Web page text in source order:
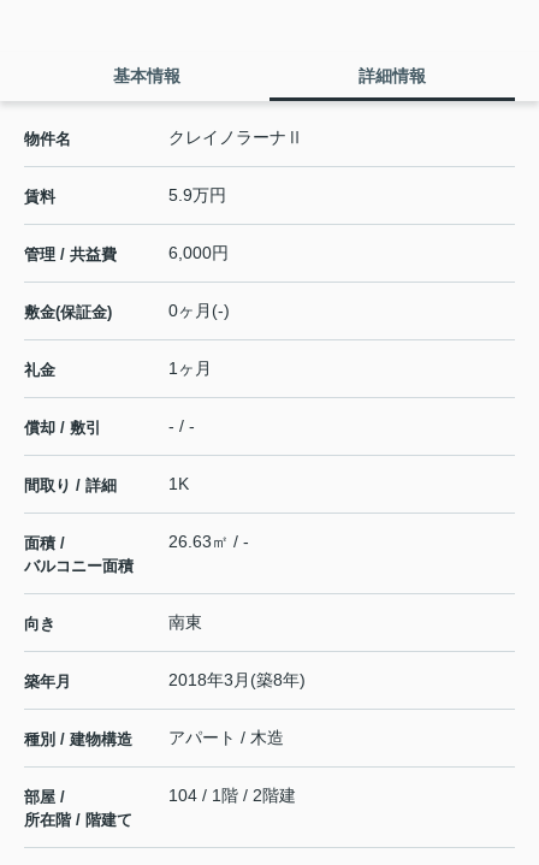
基本情報 詳細情報
物件名 クレイノラーナⅡ
賃料 5.9万円
管理 / 共益費 6,000円
敷金(保証金) 0ヶ月(-)
礼金 1ヶ月
償却 / 敷引 - / -
間取り / 詳細 1K
面積 /
バルコニー面積
26.63㎡ / -
向き 南東
築年月 2018年3月(築8年)
種別 / 建物構造 アパート / 木造
部屋 /
所在階 / 階建て
104 / 1階 / 2階建